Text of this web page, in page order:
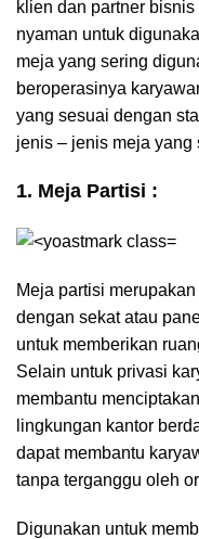
klien dan partner
nyaman untuk
meja yang sering
beroperasinya
yang sesuai dengan
jenis – jenis meja yang
1. Meja Partisi :
Meja partisi
dengan sekat atau
untuk memberikan
Selain untuk privasi
membantu
lingkungan kantor
dapat membantu
tanpa terganggu oleh
Digunakan untuk